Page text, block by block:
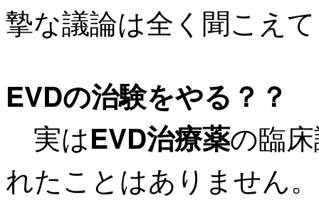
摯な議論は全く聞こえ
EVDの治験をやる？？
実はEVD治療薬の臨
れたことはありません